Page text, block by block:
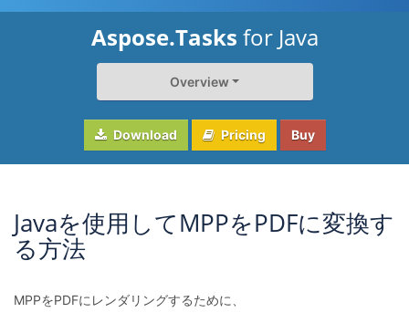
Aspose.Tasks for Java
Overview
Download Pricing Buy
Javaを使用してMPPをPDFに変換す
る方法
MPPをPDFにレンダリングするために、